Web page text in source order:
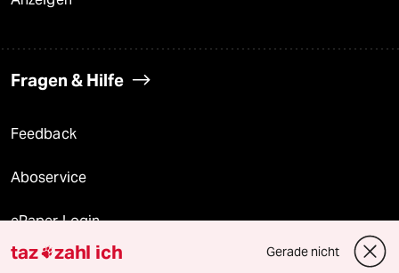
Fragen & Hilfe
Feedback
Aboservice
ePaper Login
Downloads für Abonnierende
taz zahl ich Gerade nicht